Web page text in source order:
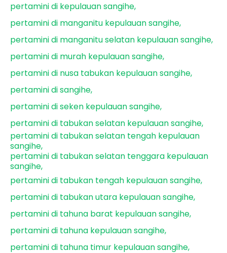
pertamini di kepulauan sangihe
pertamini di manganitu kepulauan sangihe
pertamini di manganitu selatan kepulauan sangihe
pertamini di murah kepulauan sangihe
pertamini di nusa tabukan kepulauan sangihe
pertamini di sangihe
pertamini di seken kepulauan sangihe
pertamini di tabukan selatan kepulauan sangihe
pertamini di tabukan selatan tengah kepulauan
sangihe
pertamini di tabukan selatan tenggara kepulauan
sangihe
pertamini di tabukan tengah kepulauan sangihe
pertamini di tabukan utara kepulauan sangihe
pertamini di tahuna barat kepulauan sangihe
pertamini di tahuna kepulauan sangihe
pertamini di tahuna timur kepulauan sangihe